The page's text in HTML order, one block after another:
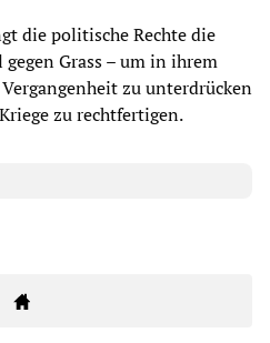
die politische Rechte die
Grass – um in ihrem
zu unterdrücken
zu rechtfertigen.